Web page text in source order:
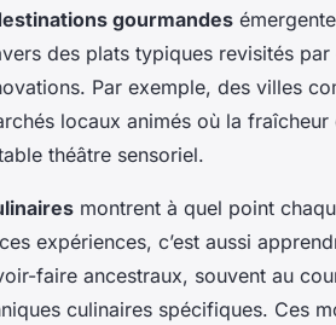
gourmandes
des plats typiques revisités
Par exemple, des villes
locaux animés où la
théâtre sensoriel.
montrent à quel point
expériences, c’est aussi
faire ancestraux, souvent au
culinaires spécifiques. Ces